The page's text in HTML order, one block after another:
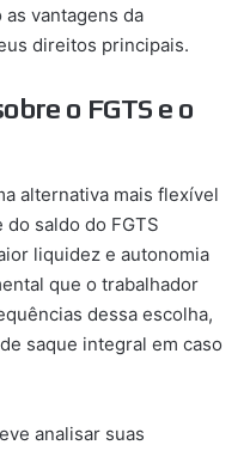
vantagens da
direitos principais.
o FGTS e o
alternativa mais flexível
saldo do FGTS
liquidez e autonomia
que o trabalhador
dessa escolha,
saque integral em caso
analisar suas